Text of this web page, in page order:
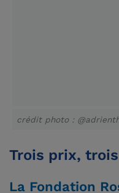
crédit photo :
Trois prix,
La Fondation